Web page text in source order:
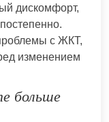
дискомфорт,
с ЖКТ,
изменением
больше